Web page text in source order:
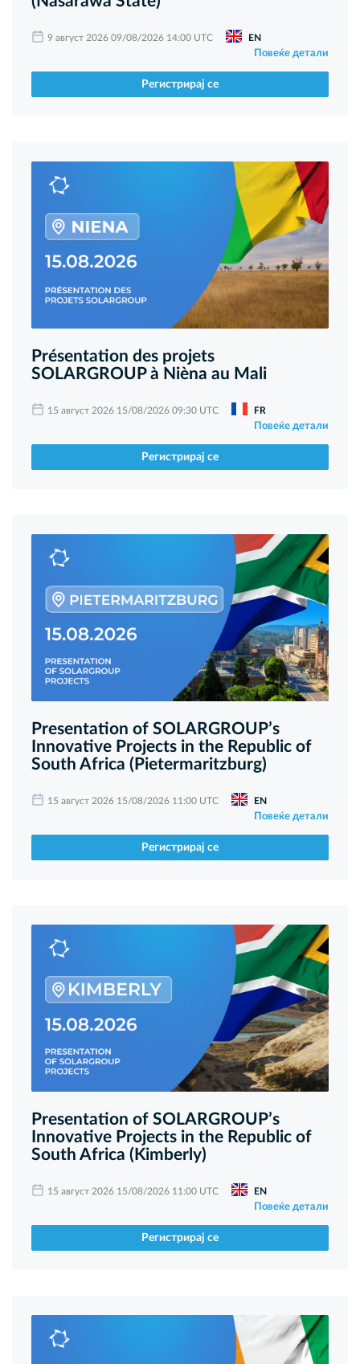
9 август 2026 09/08/2026 14:00 UTC EN
Повеќе детали
Регистрирај се
Présentation des projets
SOLARGROUP à Nièna au Mali
15 август 2026 15/08/2026 09:30 UTC FR
Повеќе детали
Регистрирај се
Presentation of SOLARGROUP’s
Innovative Projects in the Republic of
South Africa (Pietermaritzburg)
15 август 2026 15/08/2026 11:00 UTC EN
Повеќе детали
Регистрирај се
Presentation of SOLARGROUP’s
Innovative Projects in the Republic of
South Africa (Kimberly)
15 август 2026 15/08/2026 11:00 UTC EN
Повеќе детали
Регистрирај се